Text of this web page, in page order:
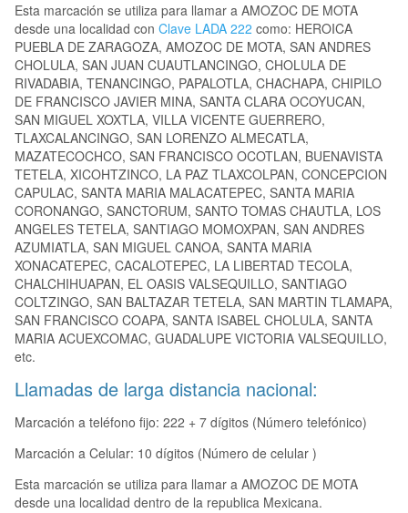
Esta marcación se utiliza para llamar a AMOZOC DE MOTA
desde una localidad con Clave LADA 222 como: HEROICA
PUEBLA DE ZARAGOZA, AMOZOC DE MOTA, SAN ANDRES
CHOLULA, SAN JUAN CUAUTLANCINGO, CHOLULA DE
RIVADABIA, TENANCINGO, PAPALOTLA, CHACHAPA, CHIPILO
DE FRANCISCO JAVIER MINA, SANTA CLARA OCOYUCAN,
SAN MIGUEL XOXTLA, VILLA VICENTE GUERRERO,
TLAXCALANCINGO, SAN LORENZO ALMECATLA,
MAZATECOCHCO, SAN FRANCISCO OCOTLAN, BUENAVISTA
TETELA, XICOHTZINCO, LA PAZ TLAXCOLPAN, CONCEPCION
CAPULAC, SANTA MARIA MALACATEPEC, SANTA MARIA
CORONANGO, SANCTORUM, SANTO TOMAS CHAUTLA, LOS
ANGELES TETELA, SANTIAGO MOMOXPAN, SAN ANDRES
AZUMIATLA, SAN MIGUEL CANOA, SANTA MARIA
XONACATEPEC, CACALOTEPEC, LA LIBERTAD TECOLA,
CHALCHIHUAPAN, EL OASIS VALSEQUILLO, SANTIAGO
COLTZINGO, SAN BALTAZAR TETELA, SAN MARTIN TLAMAPA,
SAN FRANCISCO COAPA, SANTA ISABEL CHOLULA, SANTA
MARIA ACUEXCOMAC, GUADALUPE VICTORIA VALSEQUILLO,
etc.
Llamadas de larga distancia nacional:
Marcación a teléfono fijo: 222 + 7 dígitos (Número telefónico)
Marcación a Celular: 10 dígitos (Número de celular )
Esta marcación se utiliza para llamar a AMOZOC DE MOTA
desde una localidad dentro de la republica Mexicana.